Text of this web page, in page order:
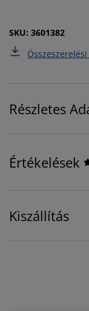
SKU: 3601382
Részletes
Értékelések
Kiszállítás